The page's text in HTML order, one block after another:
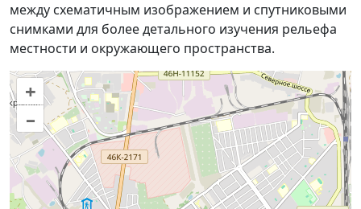
между схематичным изображением и спутниковыми
снимками для более детального изучения рельефа
местности и окружающего пространства.
+
–